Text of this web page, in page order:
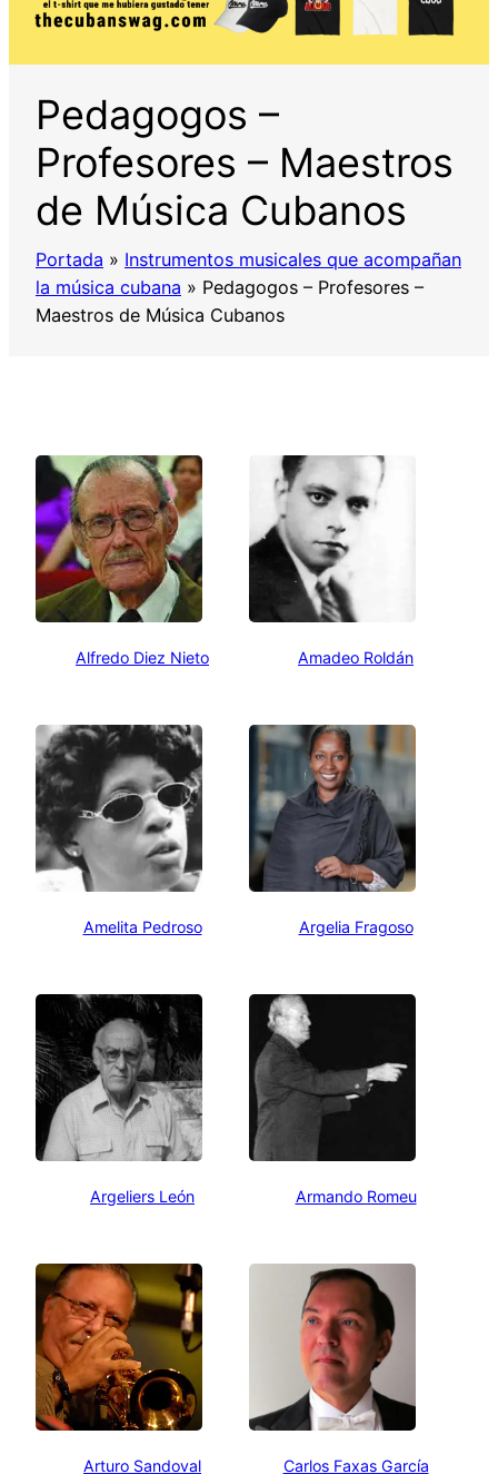
Pedagogos –
Profesores – Maestros
de Música Cubanos
Portada » Instrumentos musicales que acompañan
la música cubana » Pedagogos – Profesores –
Maestros de Música Cubanos
Alfredo Diez Nieto Amadeo Roldán
Amelita Pedroso Argelia Fragoso
Argeliers León Armando Romeu
Arturo Sandoval Carlos Faxas García